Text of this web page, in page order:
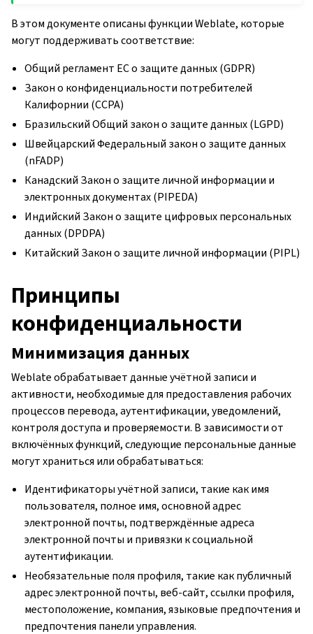
В этом документе описаны функции Weblate, которые
могут поддерживать соответствие:
Общий регламент ЕС о защите данных (GDPR)
Закон о конфиденциальности потребителей
Калифорнии (CCPA)
Бразильский Общий закон о защите данных (LGPD)
Швейцарский Федеральный закон о защите данных
(nFADP)
Канадский Закон о защите личной информации и
электронных документах (PIPEDA)
Индийский Закон о защите цифровых персональных
данных (DPDPA)
Китайский Закон о защите личной информации (PIPL)
Принципы
конфиденциальности
Минимизация данных
Weblate обрабатывает данные учётной записи и
активности, необходимые для предоставления рабочих
процессов перевода, аутентификации, уведомлений,
контроля доступа и проверяемости. В зависимости от
включённых функций, следующие персональные данные
могут храниться или обрабатываться:
Идентификаторы учётной записи, такие как имя
пользователя, полное имя, основной адрес
электронной почты, подтверждённые адреса
электронной почты и привязки к социальной
аутентификации.
Необязательные поля профиля, такие как публичный
адрес электронной почты, веб-сайт, ссылки профиля,
местоположение, компания, языковые предпочтения и
предпочтения панели управления.